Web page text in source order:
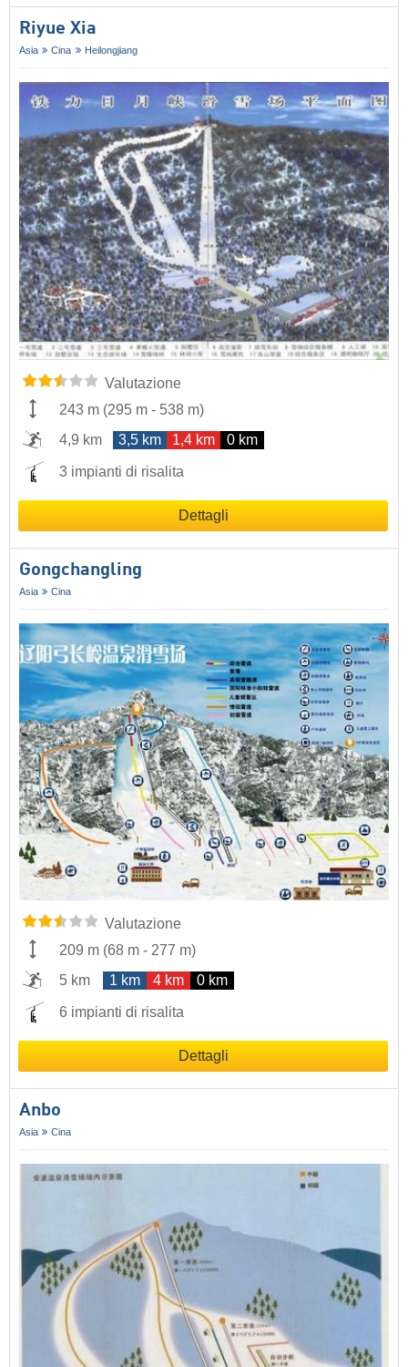
Riyue Xia
Asia Cina Heilongjiang
Valutazione
243 m (295 m - 538 m)
4,9 km
3,5 km 1,4 km 0 km
3 impianti di risalita
Dettagli
Gongchangling
Asia Cina
Valutazione
209 m (68 m - 277 m)
5 km
1 km 4 km 0 km
6 impianti di risalita
Dettagli
Anbo
Asia Cina